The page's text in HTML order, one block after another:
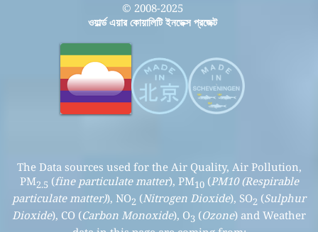
© 2008-2025
ওয়ার্ল্ড এয়ার কোয়ালিটি ইনডেক্স প্রজেক্ট
The Data sources used for the Air Quality, Air Pollution,
PM2.5 (fine particulate matter), PM10(PM10 (Respirable
particulate matter)), NO2 (Nitrogen Dioxide), SO2 (Sulphur
Dioxide), CO (Carbon Monoxide), O3 (Ozone) and Weather